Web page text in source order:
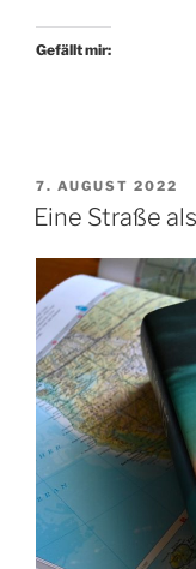
die
Gefällt mir:
VERÖFFENTLICHT
AM
7. AUGUST 2022
Eine Straße